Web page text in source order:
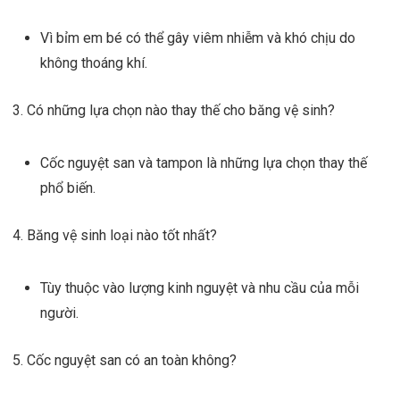
Vì bỉm em bé có thể gây viêm nhiễm và khó chịu do
không thoáng khí.
Có những lựa chọn nào thay thế cho băng vệ sinh?
Cốc nguyệt san và tampon là những lựa chọn thay thế
phổ biến.
Băng vệ sinh loại nào tốt nhất?
Tùy thuộc vào lượng kinh nguyệt và nhu cầu của mỗi
người.
Cốc nguyệt san có an toàn không?